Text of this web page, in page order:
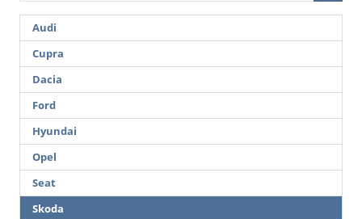
Audi
Cupra
Dacia
Ford
Hyundai
Opel
Seat
Skoda